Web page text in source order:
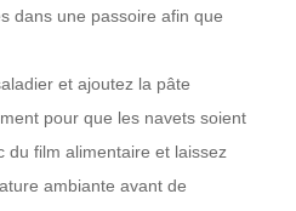
dans une passoire afin que
et ajoutez la pâte
pour que les navets soient
du film alimentaire et laissez
ambiante avant de